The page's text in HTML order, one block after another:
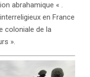
abrahamique « .
en France
coloniale de la
».